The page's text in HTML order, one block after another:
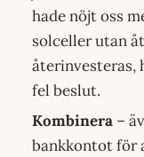
hade nöjt oss
solceller utan
fel beslut.
Kombinera –
bankkontot för